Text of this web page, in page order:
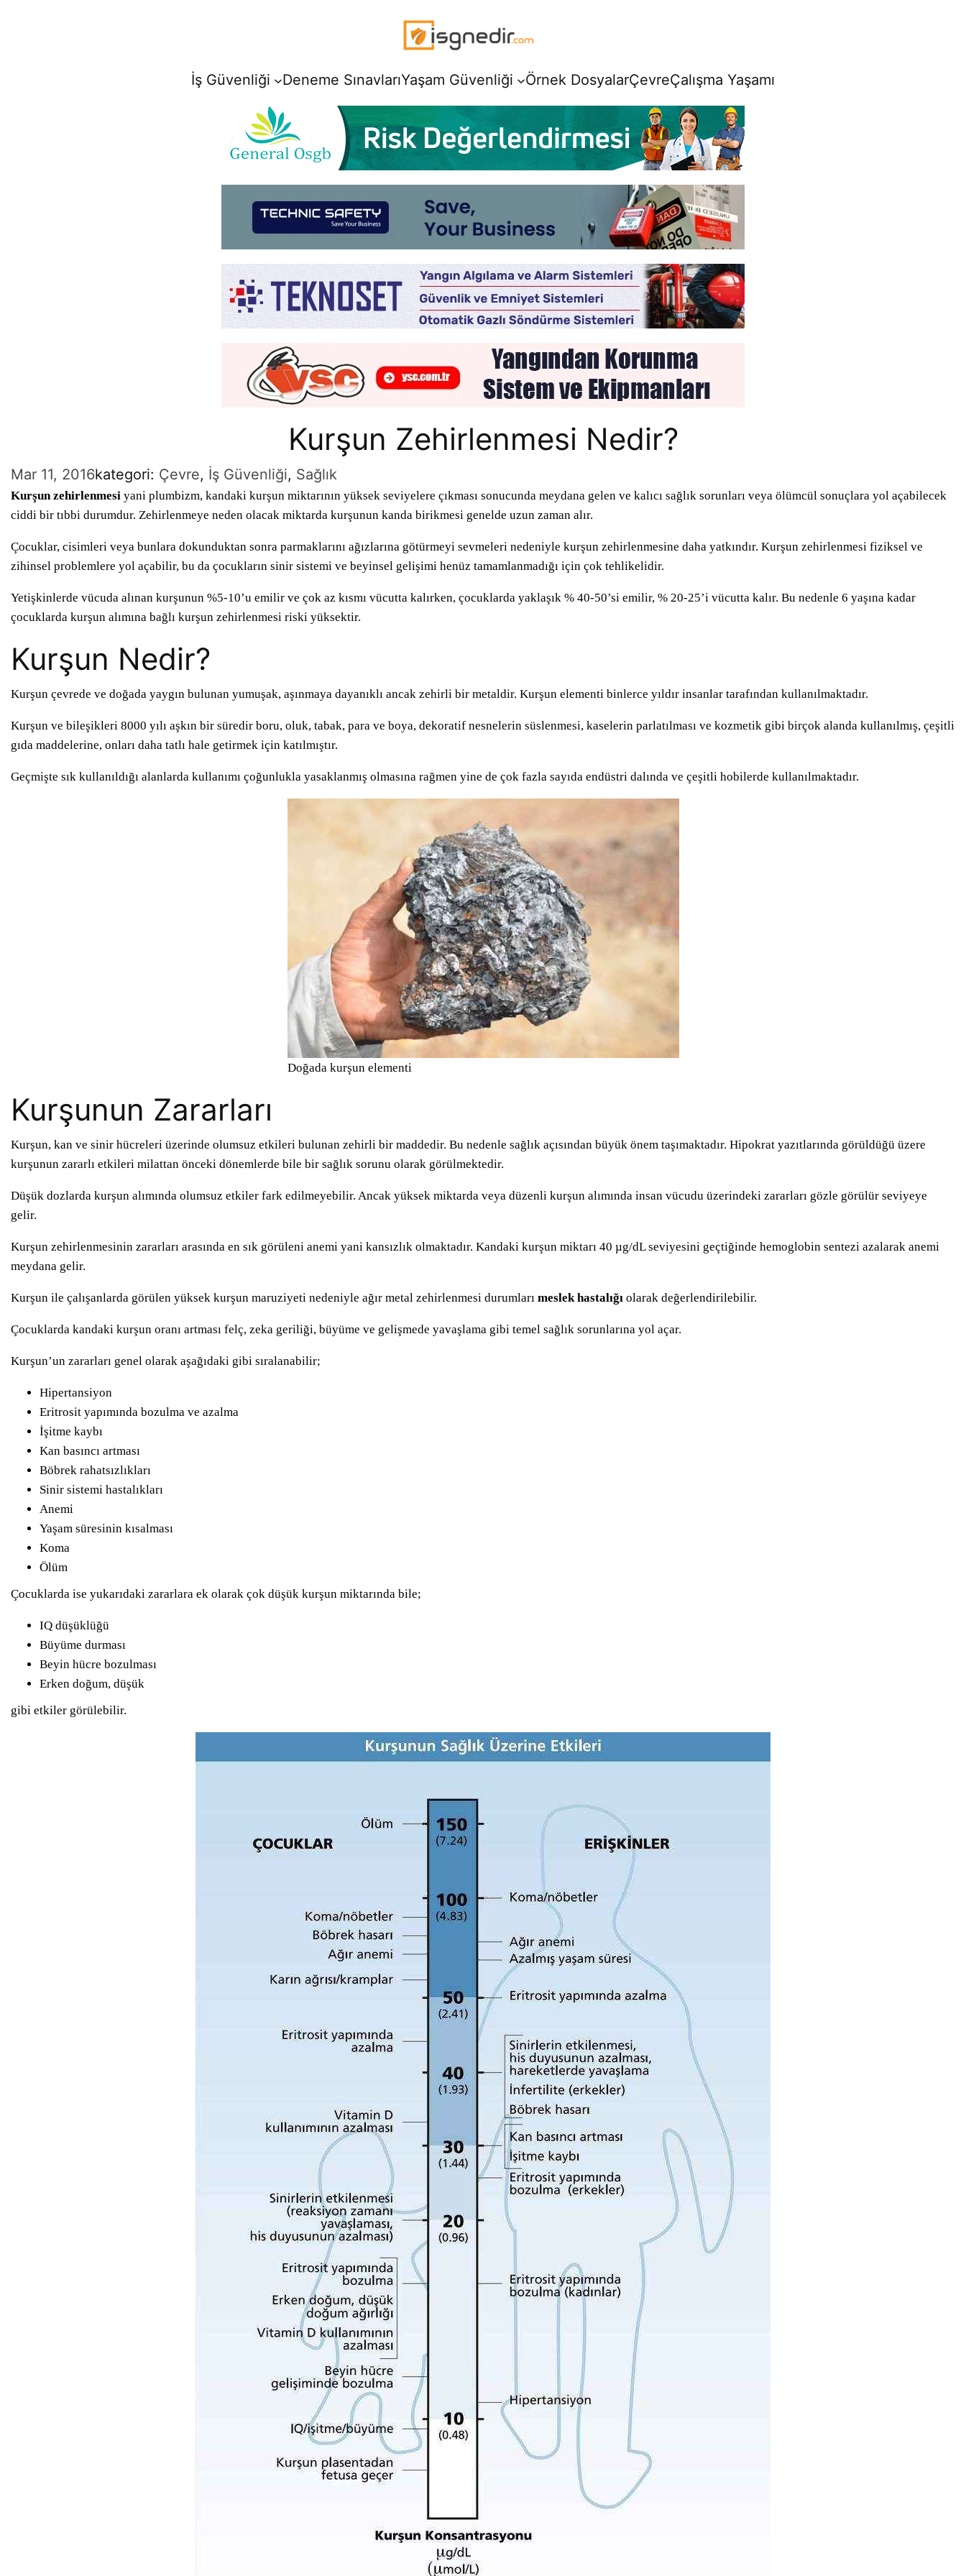
İş Güvenliği Deneme SınavlarıYaşam Güvenliği Örnek DosyalarÇevreÇalışma Yaşamı
Kurşun Zehirlenmesi Nedir?
Mar 11, 2016kategori: Çevre, İş Güvenliği, Sağlık
Kurşun zehirlenmesi yani plumbizm, kandaki kurşun miktarının yüksek seviyelere çıkması sonucunda meydana gelen ve kalıcı sağlık sorunları veya ölümcül sonuçlara yol açabilecek
ciddi bir tıbbi durumdur. Zehirlenmeye neden olacak miktarda kurşunun kanda birikmesi genelde uzun zaman alır.
Çocuklar, cisimleri veya bunlara dokunduktan sonra parmaklarını ağızlarına götürmeyi sevmeleri nedeniyle kurşun zehirlenmesine daha yatkındır. Kurşun zehirlenmesi fiziksel ve
zihinsel problemlere yol açabilir, bu da çocukların sinir sistemi ve beyinsel gelişimi henüz tamamlanmadığı için çok tehlikelidir.
Yetişkinlerde vücuda alınan kurşunun %5-10’u emilir ve çok az kısmı vücutta kalırken, çocuklarda yaklaşık % 40-50’si emilir, % 20-25’i vücutta kalır. Bu nedenle 6 yaşına kadar
çocuklarda kurşun alımına bağlı kurşun zehirlenmesi riski yüksektir.
Kurşun Nedir?
Kurşun çevrede ve doğada yaygın bulunan yumuşak, aşınmaya dayanıklı ancak zehirli bir metaldir. Kurşun elementi binlerce yıldır insanlar tarafından kullanılmaktadır.
Kurşun ve bileşikleri 8000 yılı aşkın bir süredir boru, oluk, tabak, para ve boya, dekoratif nesnelerin süslenmesi, kaselerin parlatılması ve kozmetik gibi birçok alanda kullanılmış, çeşitli
gıda maddelerine, onları daha tatlı hale getirmek için katılmıştır.
Geçmişte sık kullanıldığı alanlarda kullanımı çoğunlukla yasaklanmış olmasına rağmen yine de çok fazla sayıda endüstri dalında ve çeşitli hobilerde kullanılmaktadır.
Doğada kurşun elementi
Kurşunun Zararları
Kurşun, kan ve sinir hücreleri üzerinde olumsuz etkileri bulunan zehirli bir maddedir. Bu nedenle sağlık açısından büyük önem taşımaktadır. Hipokrat yazıtlarında görüldüğü üzere
kurşunun zararlı etkileri milattan önceki dönemlerde bile bir sağlık sorunu olarak görülmektedir.
Düşük dozlarda kurşun alımında olumsuz etkiler fark edilmeyebilir. Ancak yüksek miktarda veya düzenli kurşun alımında insan vücudu üzerindeki zararları gözle görülür seviyeye
gelir.
Kurşun zehirlenmesinin zararları arasında en sık görüleni anemi yani kansızlık olmaktadır. Kandaki kurşun miktarı 40 µg/dL seviyesini geçtiğinde hemoglobin sentezi azalarak anemi
meydana gelir.
Kurşun ile çalışanlarda görülen yüksek kurşun maruziyeti nedeniyle ağır metal zehirlenmesi durumları meslek hastalığı olarak değerlendirilebilir.
Çocuklarda kandaki kurşun oranı artması felç, zeka geriliği, büyüme ve gelişmede yavaşlama gibi temel sağlık sorunlarına yol açar.
Kurşun’un zararları genel olarak aşağıdaki gibi sıralanabilir;
Hipertansiyon
Eritrosit yapımında bozulma ve azalma
İşitme kaybı
Kan basıncı artması
Böbrek rahatsızlıkları
Sinir sistemi hastalıkları
Anemi
Yaşam süresinin kısalması
Koma
Ölüm
Çocuklarda ise yukarıdaki zararlara ek olarak çok düşük kurşun miktarında bile;
IQ düşüklüğü
Büyüme durması
Beyin hücre bozulması
Erken doğum, düşük
gibi etkiler görülebilir.